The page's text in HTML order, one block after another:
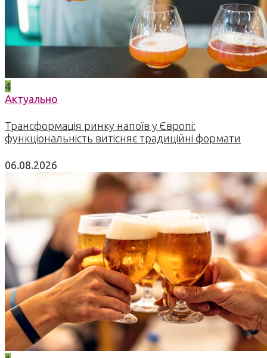
4
Актуально
Трансформація ринку напоїв у Європі:
функціональність витісняє традиційні формати
06.08.2026